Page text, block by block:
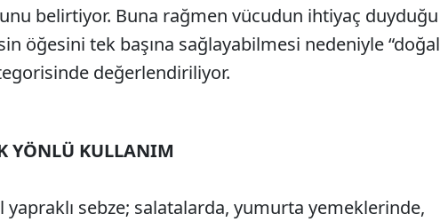
belirtiyor. Buna rağmen vücudun ihtiyaç duyduğu
öğesini tek başına sağlayabilmesi nedeniyle “doğal
değerlendiriliyor.
YÖNLÜ KULLANIM
yapraklı sebze; salatalarda, yumurta yemeklerinde,